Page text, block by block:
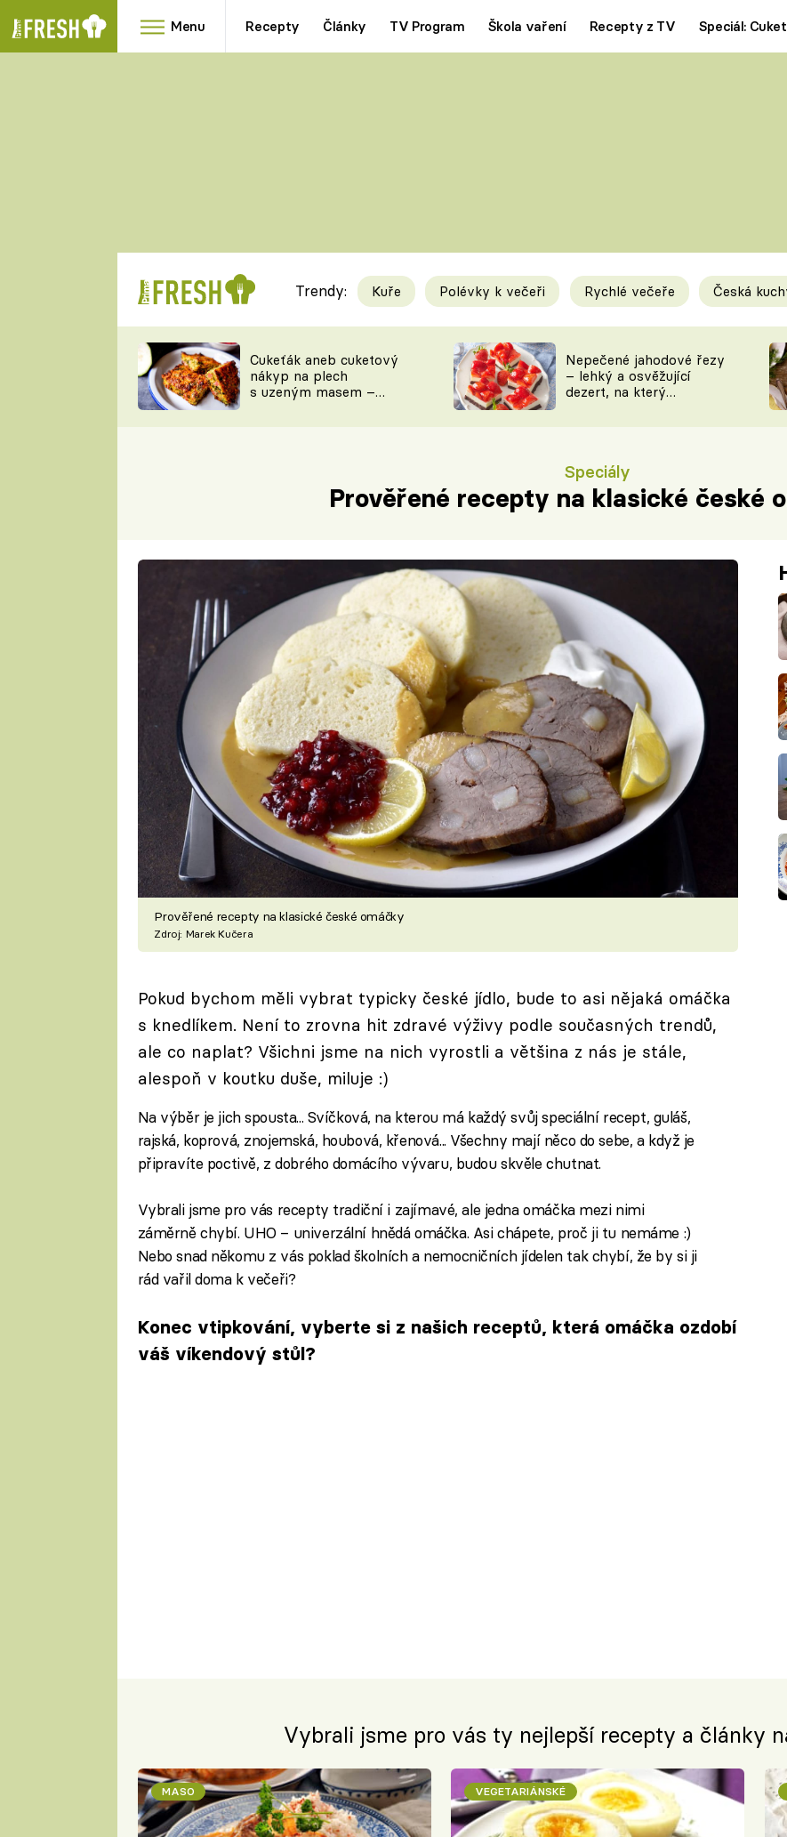
Menu Recepty Články TV Program Škola vaření Recepty z TV Speciál:
RYCHLOVKY
Videorecepty
TEĎ VAŘÍ ŠÉF!
KUCHAŘKA
Tipy a triky
KAM ZA JÍDLEM
Trendy: Kuře Polévky k večeři Rychlé večeře Česká
Cukeťák aneb cuketový
nákyp na plech
s uzeným masem –
Nepečené jahodové řezy
– lehký a osvěžující
dezert, na který
Speciály
Prověřené recepty na klasické české
Prověřené recepty na klasické české omáčky
Zdroj: Marek Kučera
Pokud bychom měli vybrat typicky české jídlo, bude to asi nějaká omáčka
s knedlíkem. Není to zrovna hit zdravé výživy podle současných trendů,
ale co naplat? Všichni jsme na nich vyrostli a většina z nás je stále,
alespoň v koutku duše, miluje :)
Na výběr je jich spousta... Svíčková, na kterou má každý svůj speciální recept, guláš,
rajská, koprová, znojemská, houbová, křenová... Všechny mají něco do sebe, a když je
připravíte poctivě, z dobrého domácího vývaru, budou skvěle chutnat.
Vybrali jsme pro vás recepty tradiční i zajímavé, ale jedna omáčka mezi nimi
záměrně chybí. UHO – univerzální hnědá omáčka. Asi chápete, proč ji tu nemáme :)
Nebo snad někomu z vás poklad školních a nemocničních jídelen tak chybí, že by si ji
rád vařil doma k večeři?
Konec vtipkování, vyberte si z našich receptů, která omáčka ozdobí
váš víkendový stůl?
Vybrali jsme pro vás ty nejlepší recepty a články
MASO VEGETARIÁNSKÉ